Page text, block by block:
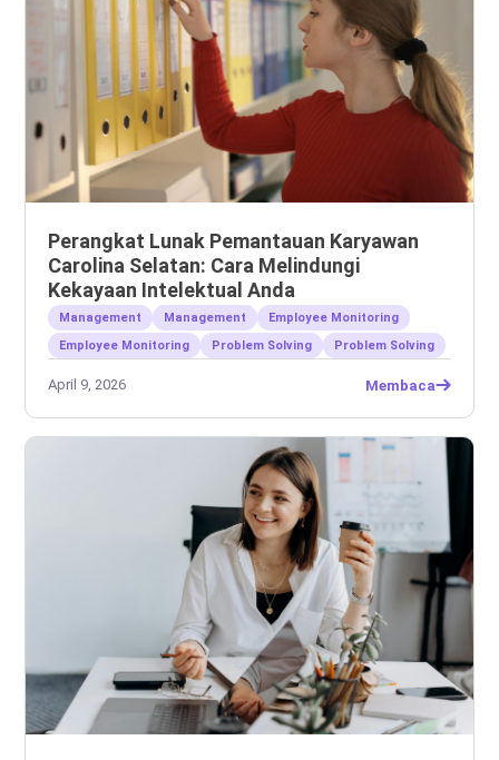
Perangkat Lunak Pemantauan Karyawan
Carolina Selatan: Cara Melindungi
Kekayaan Intelektual Anda
Management Management
Employee Monitoring
Employee Monitoring
Problem Solving Problem Solving
April 9, 2026 Membaca